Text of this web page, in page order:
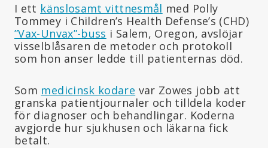
I ett känslosamt vittnesmål med Polly
Tommey i Children’s Health Defense’s (CHD)
”Vax-Unvax”-buss i Salem, Oregon, avslöjar
visselblåsaren de metoder och protokoll
som hon anser ledde till patienternas död.
Som medicinsk kodare var Zowes jobb att
granska patientjournaler och tilldela koder
för diagnoser och behandlingar. Koderna
avgjorde hur sjukhusen och läkarna fick
betalt.